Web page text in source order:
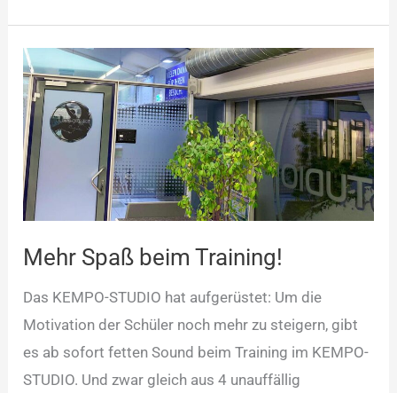
Mehr Spaß beim Training!
Das KEMPO-STUDIO hat aufgerüstet: Um die
Motivation der Schüler noch mehr zu steigern, gibt
es ab sofort fetten Sound beim Training im KEMPO-
STUDIO. Und zwar gleich aus 4 unauffällig
Mehr
Spaß
beim
Training!